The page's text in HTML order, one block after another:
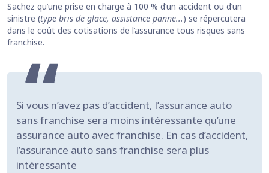
Sachez qu’une prise en charge à 100 % d’un accident ou d’un
sinistre (type bris de glace, assistance panne...) se répercutera
dans le coût des cotisations de l’assurance tous risques sans
franchise.
Si vous n’avez pas d’accident, l’assurance auto
sans franchise sera moins intéressante qu’une
assurance auto avec franchise. En cas d’accident,
l’assurance auto sans franchise sera plus
intéressante